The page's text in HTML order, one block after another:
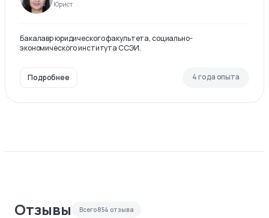
Юрист
Бакалавр юридического факультета, социально-
экономического института ССЭИ.
Подробнее 4 года опыта
Отзывы Всего854 отзыва